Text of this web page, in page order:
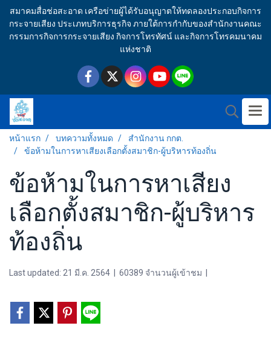
สมาคมสื่อช่อสะอาด เครือข่ายผู้ได้รับอนุญาตให้ทดลองประกอบกิจการ
กระจายเสียง ประเภทบริการธุรกิจ ภายใต้การกำกับของสำนักงานคณะ
กรรมการกิจการกระจายเสียง กิจการโทรทัศน์ และกิจการโทรคมนาคม
แห่งชาติ
หน้าแรก บทความทั้งหมด
สำนักงาน กกต.
ข้อห้ามในการหาเสียงเลือกตั้งสมาชิก-ผู้บริหารท้องถิ่น
ข้อห้ามในการหาเสียง
เลือกตั้งสมาชิก-ผู้บริหาร
ท้องถิ่น
Last updated: 21 มี.ค. 2564 60389 จำนวนผู้เข้าชม